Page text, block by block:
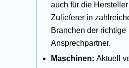
auch für die Hersteller
Zulieferer in
Branchen der richtige
Ansprechpartner.
Maschinen: Aktuell